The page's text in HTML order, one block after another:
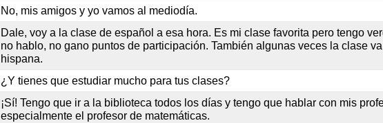
No, mis amigos y yo vamos al mediodía.
Dale, voy a la clase de español a esa hora. Es mi clase favorita pero tengo
no hablo, no gano puntos de participación. También algunas veces la clase
hispana.
¿Y tienes que estudiar mucho para tus clases?
¡Sí! Tengo que ir a la biblioteca todos los días y tengo que hablar con mis
especialmente el profesor de matemáticas.